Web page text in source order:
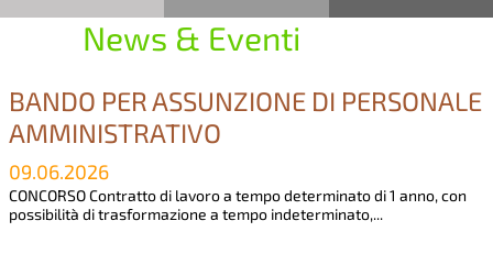
News & Eventi
BANDO PER ASSUNZIONE DI PERSONALE
AMMINISTRATIVO
09.06.2026
CONCORSO Contratto di lavoro a tempo determinato di 1 anno, con
possibilità di trasformazione a tempo indeterminato,...